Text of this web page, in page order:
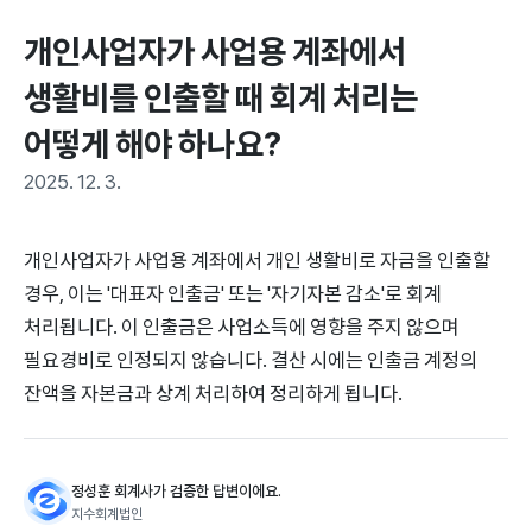
개인사업자가 사업용 계좌에서
생활비를 인출할 때 회계 처리는
어떻게 해야 하나요?
2025. 12. 3.
개인사업자가 사업용 계좌에서 개인 생활비로 자금을 인출할
경우, 이는 '대표자 인출금' 또는 '자기자본 감소'로 회계
처리됩니다. 이 인출금은 사업소득에 영향을 주지 않으며
필요경비로 인정되지 않습니다. 결산 시에는 인출금 계정의
잔액을 자본금과 상계 처리하여 정리하게 됩니다.
정성훈 회계사가 검증한 답변이에요.
지수회계법인